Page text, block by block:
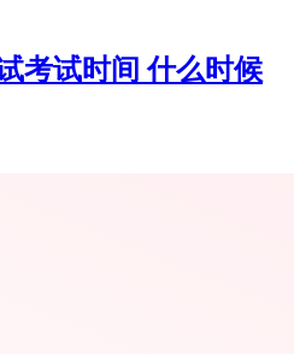
考试时间 什么时候